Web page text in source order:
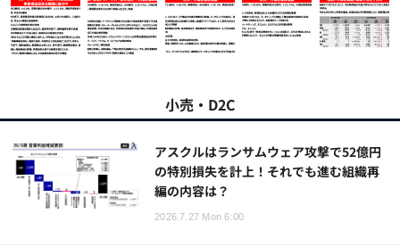
小売・D2C
アスクルはランサムウェア攻撃で52億円
の特別損失を計上！それでも進む組織再
編の内容は？
2026.7.27 Mon 6:00